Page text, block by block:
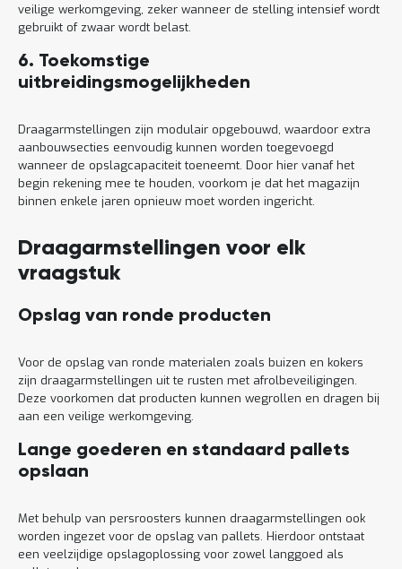
veilige werkomgeving, zeker wanneer de stelling intensief wordt
gebruikt of zwaar wordt belast.
6. Toekomstige
uitbreidingsmogelijkheden
Draagarmstellingen zijn modulair opgebouwd, waardoor extra
aanbouwsecties eenvoudig kunnen worden toegevoegd
wanneer de opslagcapaciteit toeneemt. Door hier vanaf het
begin rekening mee te houden, voorkom je dat het magazijn
binnen enkele jaren opnieuw moet worden ingericht.
Draagarmstellingen voor elk
vraagstuk
Opslag van ronde producten
Voor de opslag van ronde materialen zoals buizen en kokers
zijn draagarmstellingen uit te rusten met afrolbeveiligingen.
Deze voorkomen dat producten kunnen wegrollen en dragen bij
aan een veilige werkomgeving.
Lange goederen en standaard pallets
opslaan
Met behulp van persroosters kunnen draagarmstellingen ook
worden ingezet voor de opslag van pallets. Hierdoor ontstaat
een veelzijdige opslagoplossing voor zowel langgoed als